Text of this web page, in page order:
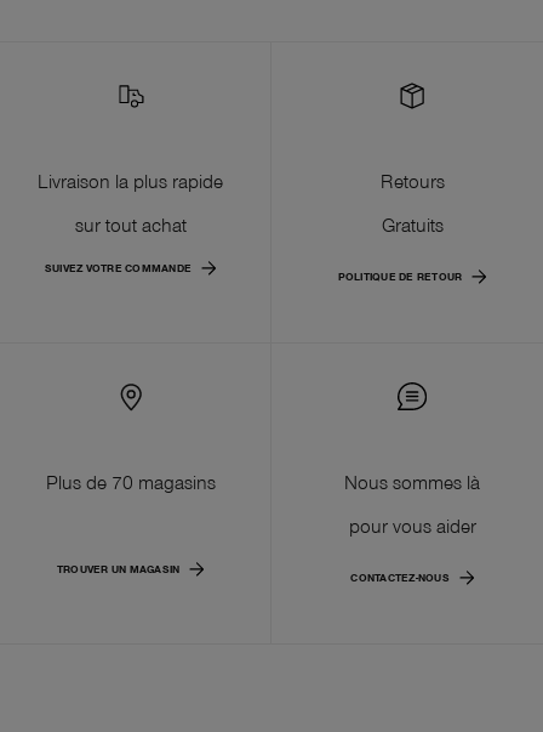
Livraison la plus rapide
sur tout achat
SUIVEZ VOTRE COMMANDE
Retours
Gratuits
POLITIQUE DE RETOUR
Plus de 70 magasins
TROUVER UN MAGASIN
Nous sommes là
pour vous aider
CONTACTEZ-NOUS